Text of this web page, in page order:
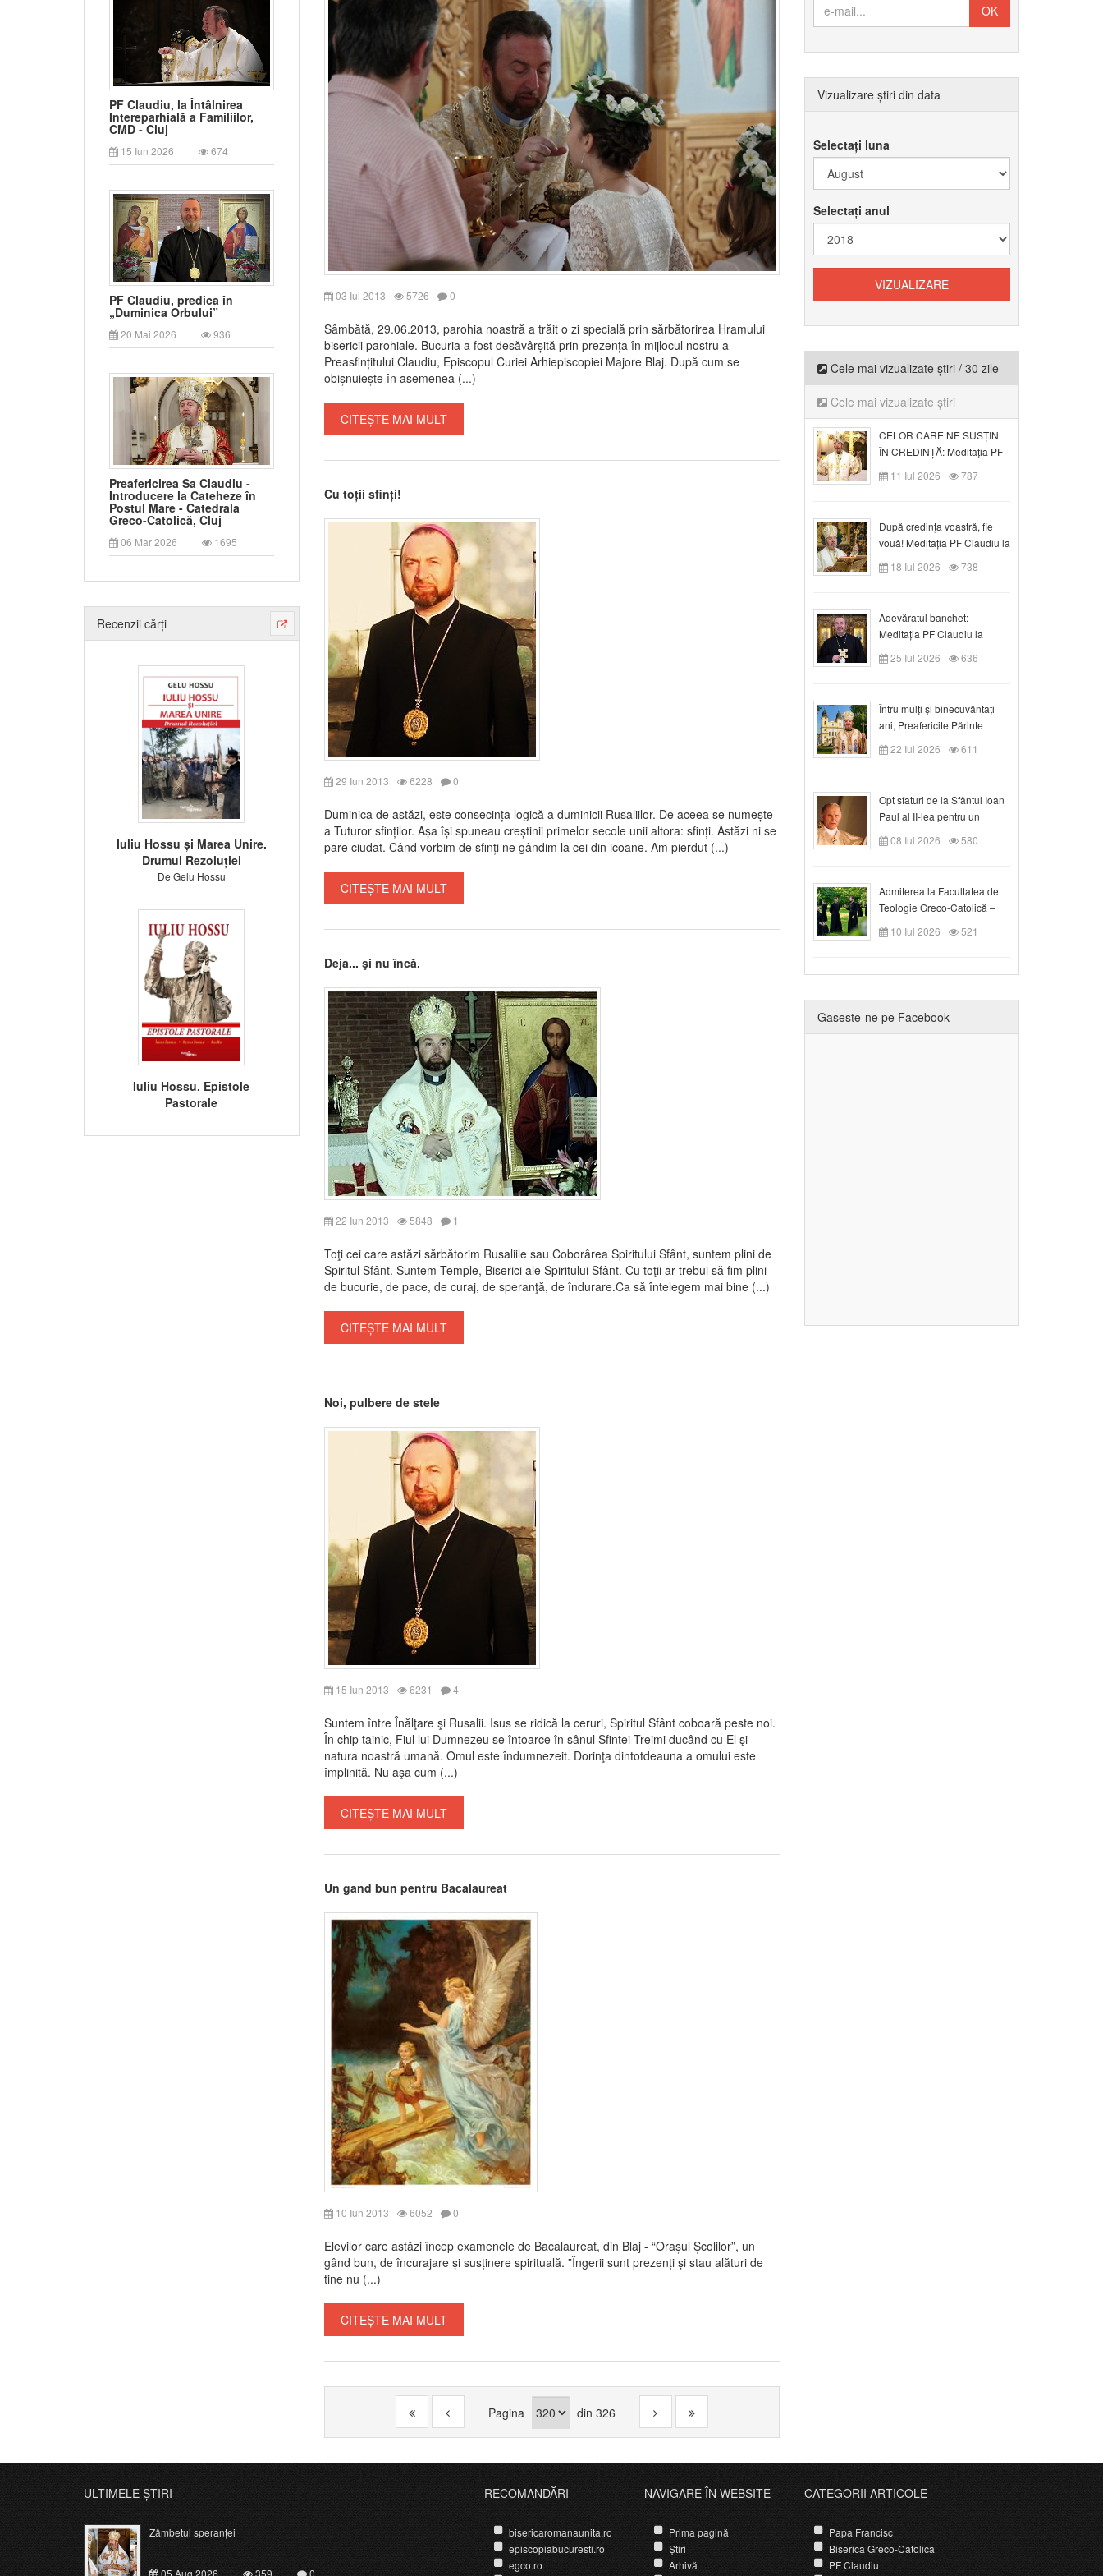
PF Claudiu, la Întâlnirea
Intereparhială a Familiilor,
CMD - Cluj
15 Iun 2026 674
PF Claudiu, predica în
„Duminica Orbului”
20 Mai 2026 936
Preafericirea Sa Claudiu -
Introducere la Cateheze în
Postul Mare - Catedrala
Greco-Catolică, Cluj
06 Mar 2026 1695
Recenzii cărți
Iuliu Hossu și Marea Unire.
Drumul Rezoluției
De Gelu Hossu
Iuliu Hossu. Epistole
Pastorale
03 Iul 2013 5726 0
Sâmbătă, 29.06.2013, parohia noastră a trăit o zi specială prin sărbătorirea Hramului
bisericii parohiale. Bucuria a fost desăvârșită prin prezența în mijlocul nostru a
Preasfințitului Claudiu, Episcopul Curiei Arhiepiscopiei Majore Blaj. După cum se
obișnuiește în asemenea (...)
CITEȘTE MAI MULT
Cu toții sfinți!
29 Iun 2013 6228 0
Duminica de astăzi, este consecința logică a duminicii Rusaliilor. De aceea se numește
a Tuturor sfinților. Așa își spuneau creștinii primelor secole unii altora: sfinți. Astăzi ni se
pare ciudat. Când vorbim de sfinți ne gândim la cei din icoane. Am pierdut (...)
CITEȘTE MAI MULT
Deja... şi nu încă.
22 Iun 2013 5848 1
Toţi cei care astăzi sărbătorim Rusaliile sau Coborârea Spiritului Sfânt, suntem plini de
Spiritul Sfânt. Suntem Temple, Biserici ale Spiritului Sfânt. Cu toţii ar trebui să fim plini
de bucurie, de pace, de curaj, de speranţă, de îndurare.Ca să întelegem mai bine (...)
CITEȘTE MAI MULT
Noi, pulbere de stele
15 Iun 2013 6231 4
Suntem între Înălţare şi Rusalii. Isus se ridică la ceruri, Spiritul Sfânt coboară peste noi.
În chip tainic, Fiul lui Dumnezeu se întoarce în sânul Sfintei Treimi ducând cu El şi
natura noastră umană. Omul este îndumnezeit. Dorinţa dintotdeauna a omului este
împlinită. Nu aşa cum (...)
CITEȘTE MAI MULT
Un gand bun pentru Bacalaureat
10 Iun 2013 6052 0
Elevilor care astăzi încep examenele de Bacalaureat, din Blaj - “Oraşul Școlilor”, un
gând bun, de încurajare şi susţinere spirituală. ”Îngerii sunt prezenţi şi stau alături de
tine nu (...)
CITEȘTE MAI MULT
Pagina din 326
Vizualizare știri din data
Selectați luna
Selectați anul
Cele mai vizualizate știri / 30 zile
Cele mai vizualizate știri
CELOR CARE NE SUSȚIN
ÎN CREDINȚĂ: Meditația PF
Claudiu la Duminica a VI-a
după Rusalii
11 Iul 2026 787
După credinţa voastră, fie
vouă! Meditația PF Claudiu la
duminica a VII-a după Rusalii
18 Iul 2026 738
Adevăratul banchet:
Meditația PF Claudiu la
Duminica a VIII-a după
Rusalii
25 Iul 2026 636
Întru mulți și binecuvântați
ani, Preafericite Părinte
Claudiu!
22 Iul 2026 611
Opt sfaturi de la Sfântul Ioan
Paul al II-lea pentru un
creștin
08 Iul 2026 580
Admiterea la Facultatea de
Teologie Greco-Catolică –
Departamentul Blaj în anul
universitar 2026/2027
10 Iul 2026 521
Gaseste-ne pe Facebook
ULTIMELE ȘTIRI
Zâmbetul speranței
05 Aug 2026 359 0
RECOMANDĂRI
bisericaromanaunita.ro
episcopiabucuresti.ro
egco.ro
NAVIGARE ÎN WEBSITE
Prima pagină
Știri
Arhivă
CATEGORII ARTICOLE
Papa Francisc
Biserica Greco-Catolica
PF Claudiu